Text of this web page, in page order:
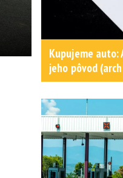
Kupujeme auto:
jeho pôvod